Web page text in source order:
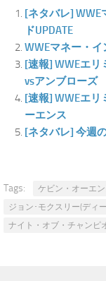
[ネタバレ]
ドUPDATE
WWEマネー・
[速報] WWEエ
vsアンブローズ
[速報] WWEエリ
ーエンス
[ネタバレ] 今週
Tags: ケビン・オーエ
ジョン･モクスリー(ディ
ナイト・オブ・チャンピ